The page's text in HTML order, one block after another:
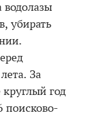
водолазы
убирать
За
год
поисково-